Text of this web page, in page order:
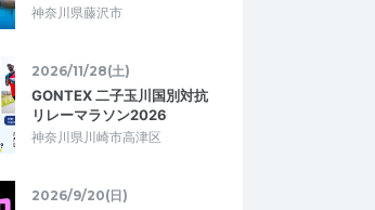
神奈川県藤沢市
2026/11/28(土)
GONTEX 二子玉川国別対抗
リレーマラソン2026
神奈川県川崎市高津区
2026/9/20(日)